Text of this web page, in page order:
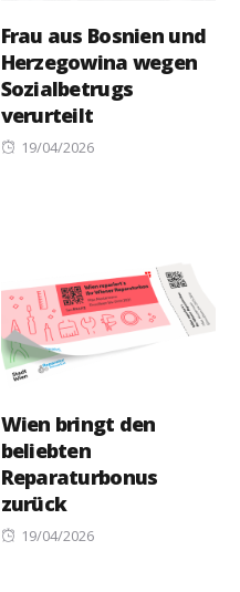
Frau aus Bosnien und
Herzegowina wegen
Sozialbetrugs
verurteilt
Posted
19/04/2026
Wien bringt den
beliebten
Reparaturbonus
zurück
Posted
19/04/2026